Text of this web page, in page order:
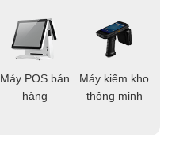
Máy POS bán
hàng
Máy kiểm kho
thông minh